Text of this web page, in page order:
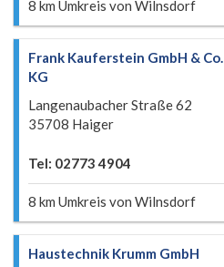
8 km Umkreis von Wilnsdorf
Frank Kauferstein GmbH & Co.
KG
Langenaubacher Straße 62
35708 Haiger
Tel: 02773 4904
8 km Umkreis von Wilnsdorf
Haustechnik Krumm GmbH